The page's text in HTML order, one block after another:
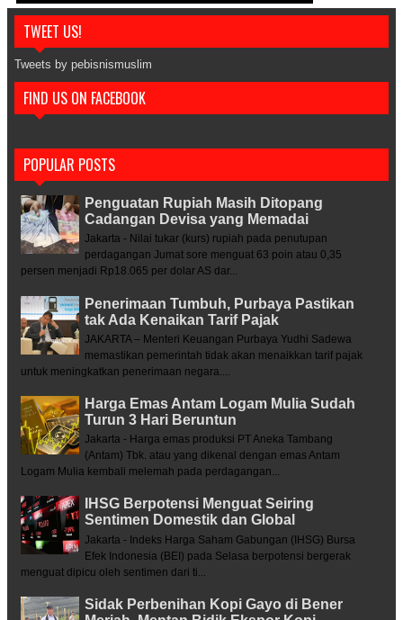
TWEET US!
Tweets by pebisnismuslim
FIND US ON FACEBOOK
POPULAR POSTS
Penguatan Rupiah Masih Ditopang
Cadangan Devisa yang Memadai
Jakarta - Nilai tukar (kurs) rupiah pada penutupan
perdagangan Jumat sore menguat 63 poin atau 0,35
persen menjadi Rp18.065 per dolar AS dar...
Penerimaan Tumbuh, Purbaya Pastikan
tak Ada Kenaikan Tarif Pajak
JAKARTA – Menteri Keuangan Purbaya Yudhi Sadewa
memastikan pemerintah tidak akan menaikkan tarif pajak
untuk meningkatkan penerimaan negara....
Harga Emas Antam Logam Mulia Sudah
Turun 3 Hari Beruntun
Jakarta - Harga emas produksi PT Aneka Tambang
(Antam) Tbk. atau yang dikenal dengan emas Antam
Logam Mulia kembali melemah pada perdagangan...
IHSG Berpotensi Menguat Seiring
Sentimen Domestik dan Global
Jakarta - Indeks Harga Saham Gabungan (IHSG) Bursa
Efek Indonesia (BEI) pada Selasa berpotensi bergerak
menguat dipicu oleh sentimen dari ti...
Sidak Perbenihan Kopi Gayo di Bener